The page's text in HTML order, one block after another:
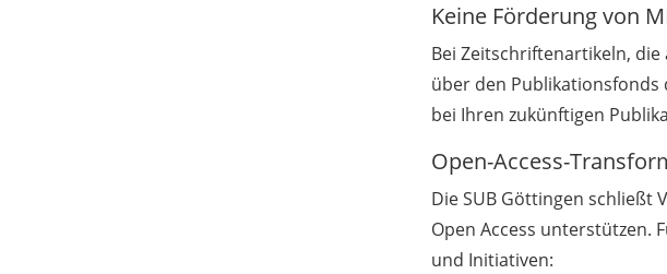
Keine Förderung von
Bei Zeitschriftenartikeln,
über den Publikationsfonds
bei Ihren zukünftigen
Open-Access-
Die SUB Göttingen schließt
Open Access unterstützen.
und Initiativen: